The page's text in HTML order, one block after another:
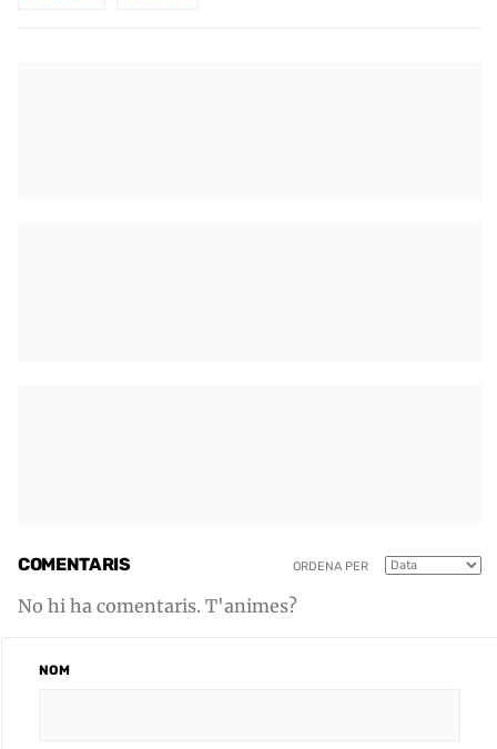
COMENTARIS ORDENA PER
No hi ha comentaris. T'animes?
NOM